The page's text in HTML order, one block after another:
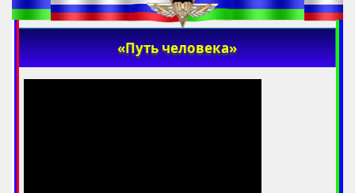
«Путь человека»